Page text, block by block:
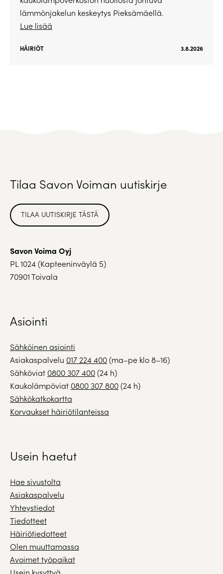
lämmönjakelun keskeytys Pieksämäellä.
Lue lisää
HÄIRIÖT 3.8.2026
Tilaa Savon Voiman uutiskirje
TILAA UUTISKIRJE TÄSTÄ
Savon Voima Oyj
PL 1024 (Kapteeninväylä 5)
70901 Toivala
Asiointi
Sähköinen asiointi
Asiakaspalvelu 017 224 400(ma–pe klo 8–16)
Sähköviat 0800 307 400(24 h)
Kaukolämpöviat 0800 307 800(24 h)
Sähkökatkokartta
Korvaukset häiriötilanteissa
Usein haetut
Hae sivustolta
Asiakaspalvelu
Yhteystiedot
Tiedotteet
Häiriötiedotteet
Olen muuttamassa
Avoimet työpaikat